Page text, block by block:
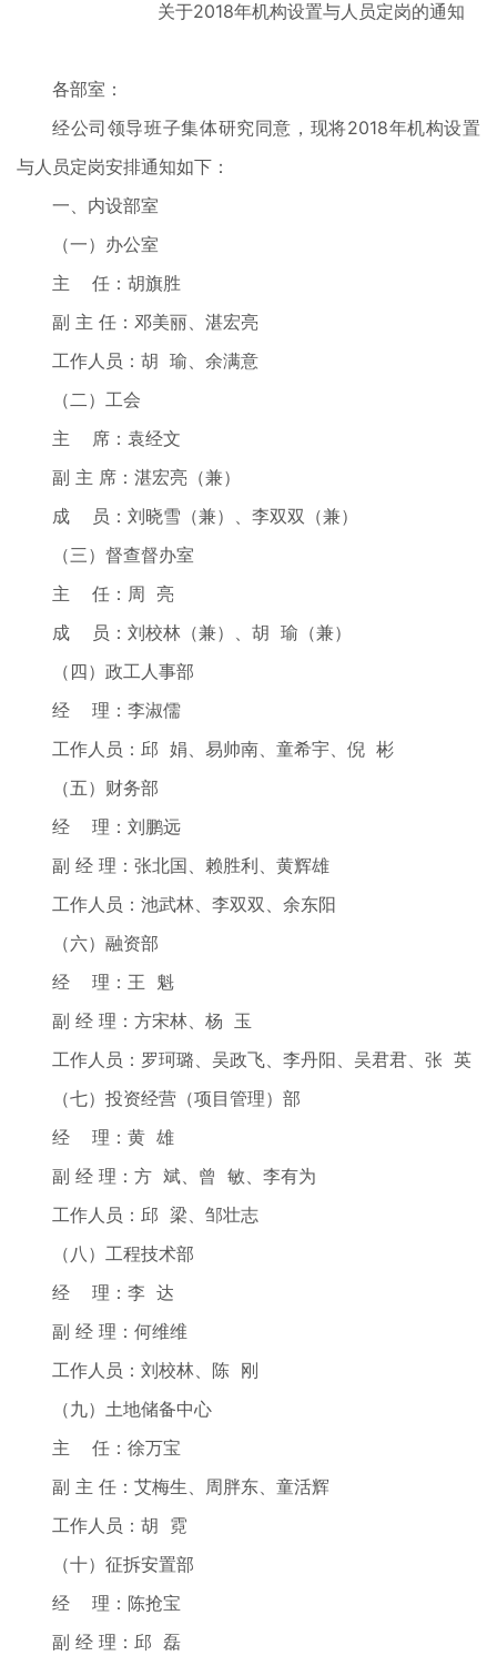
关于2018年机构设置与人员定岗的通知
各部室：
经公司领导班子集体研究同意，现将2018年机构设置
与人员定岗安排通知如下：
一、内设部室
（一）办公室
主 任：胡旗胜
副 主 任：邓美丽、湛宏亮
工作人员：胡 瑜、余满意
（二）工会
主 席：袁经文
副 主 席：湛宏亮（兼）
成 员：刘晓雪（兼）、李双双（兼）
（三）督查督办室
主 任：周 亮
成 员：刘校林（兼）、胡 瑜（兼）
（四）政工人事部
经 理：李淑儒
工作人员：邱 娟、易帅南、童希宇、倪 彬
（五）财务部
经 理：刘鹏远
副 经 理：张北国、赖胜利、黄辉雄
工作人员：池武林、李双双、余东阳
（六）融资部
经 理：王 魁
副 经 理：方宋林、杨 玉
工作人员：罗珂璐、吴政飞、李丹阳、吴君君、张 英
（七）投资经营（项目管理）部
经 理：黄 雄
副 经 理：方 斌、曾 敏、李有为
工作人员：邱 梁、邹壮志
（八）工程技术部
经 理：李 达
副 经 理：何维维
工作人员：刘校林、陈 刚
（九）土地储备中心
主 任：徐万宝
副 主 任：艾梅生、周胖东、童活辉
工作人员：胡 霓
（十）征拆安置部
经 理：陈抢宝
副 经 理：邱 磊